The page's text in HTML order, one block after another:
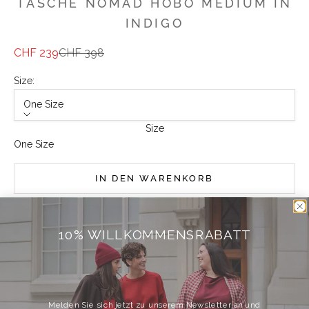
TASCHE NOMAD HOBO MEDIUM IN
INDIGO
Angebot
CHF 239
Regulärer Preis
CHF 398
Size:
One Size
Size
One Size
IN DEN WARENKORB
Weitere Bezahlmöglichkeiten
ADD TO WISHLIST
10% WILLKOMMENSRABATT
Melden Sie sich jetzt zu unserem Newsletter an und